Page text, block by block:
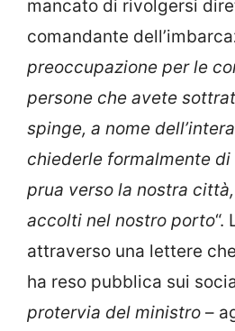
mancato di rivolgersi
comandante
preoccupazione per le
persone che avete
spinge, a nome
chiederle formalmente
prua verso la nostra
accolti nel nostro porto“.
attraverso una lettere
ha reso pubblica sui
protervia del ministro –